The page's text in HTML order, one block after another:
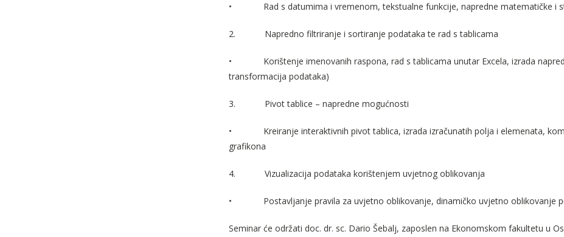
• Rad s datumima i vremenom, tekstualne funkcije, napredne matematičke i
2. Napredno filtriranje i sortiranje podataka te rad s tablicama
•
Korištenje imenovanih raspona, rad s tablicama unutar Excela, izrada
transformacija podataka)
3. Pivot tablice – napredne mogućnosti
•
Kreiranje interaktivnih pivot tablica, izrada izračunatih polja i elemenata,
grafikona
4. Vizualizacija podataka korištenjem uvjetnog oblikovanja
• Postavljanje pravila za uvjetno oblikovanje, dinamičko uvjetno oblikovanje
Seminar će održati doc. dr. sc. Dario Šebalj, zaposlen na Ekonomskom fakultetu u